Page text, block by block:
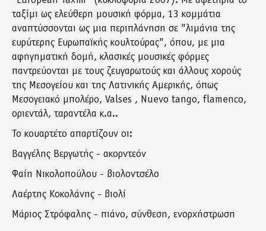
ταξίμι ως ελεύθερη μουσική φόρμα, 13 κομμάτια
αναπτύσσονται ως μια περιπλάνηση σε "λιμάνια της
ευρύτερης Ευρωπαϊκής κουλτούρας", όπου, με μια
αφηγηματική δομή, κλασικές μουσικές φόρμες
παντρεύονται με τους ζευγαρωτούς και άλλους χορούς
της Μεσογείου και της Λατινικής Αμερικής, όπως
Μεσογειακό μπολέρο, Valses , Nuevo tango, flamenco,
οριεντάλ, ταραντέλα κ.α..
To κουαρτέτο απαρτίζουν οι:
Βαγγέλης Βεργωτής - ακορντεόν
Φαίη Νικολοπούλου - βιολοντσέλο
Λαέρτης Κοκολάνης - βιολί
Μάριος Στρόφαλης - πιάνο, σύνθεση, ενορχήστρωση